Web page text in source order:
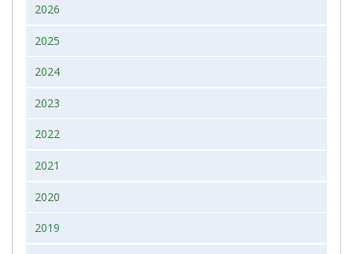
2026
2025
2024
2023
2022
2021
2020
2019